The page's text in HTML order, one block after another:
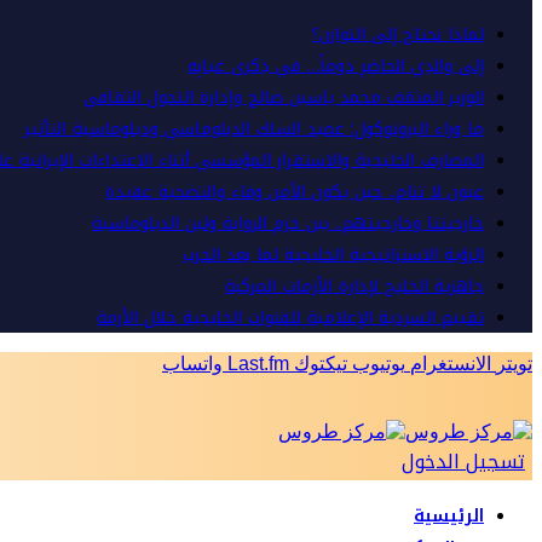
لماذا نحتاج إلى التوازن؟
إلى والدِي الحاضرِ دوماً… في ذِكرى غيابِه
الوزير المثقف محمد ياسين صالح وإدارة التحول الثقافي
ما وراء البروتوكول: عميد السلك الدبلوماسي ودبلوماسية التأثير
المصارف الخليجية والاستقرار المؤسسي أثناء الاعتداءات
عيون لا تنام.. حين يكون الأمن وفاء والتضحية عقيدة
خارجيتنا وخارجيتهم.. بين حزم الرواية ولين الدبلوماسية
الرؤية الاستراتيجية الخليجية لما بعد الحرب
جاهزية الخليج لإدارة الأزمات المركبة
تقييم السردية الإعلامية للقنوات الخليجية خلال الأزمة
تويتر الانستغرام يوتيوب تيكتوك Last.fm واتساب
تسجيل الدخول
الرئيسية